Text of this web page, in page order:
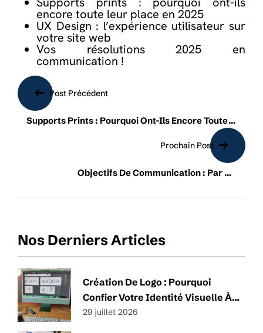
encore toute leur place en 2025
UX Design : l’expérience utilisateur sur
votre site web
Vos résolutions 2025 en
communication !
Navigation
de
l’article
Post Précédent
Supports Prints : Pourquoi Ont-Ils Encore Toute
Prochain Post
Objectifs De Communication : Par Où
Nos Derniers Articles
Création De Logo : Pourquoi
Confier Votre Identité Visuelle À
Un Professionnel ?
29 juillet 2026